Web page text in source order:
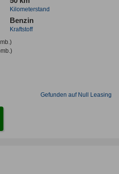
Kilometerstand
Benzin
Kraftstoff
Gefunden auf Null Leasing